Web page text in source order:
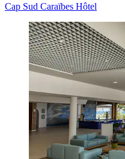
Cap Sud Caraïbes Hôtel